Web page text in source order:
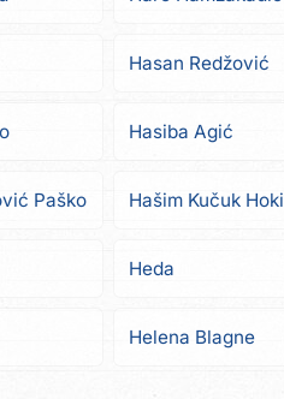
Hasan Redžović
Hasiba Agić
Paško Hašim Kučuk Hoki
Heda
Helena Blagne